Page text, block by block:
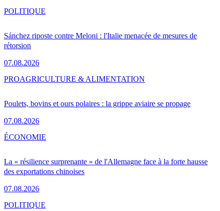
Sánchez riposte contre Meloni : l'Italie menacée de mesures de
rétorsion
07.08.2026
POLITIQUE
Poulets, bovins et ours polaires : la grippe aviaire se propage
07.08.2026
PROAGRICULTURE & ALIMENTATION
La « résilience surprenante » de l'Allemagne face à la forte hausse
des exportations chinoises
07.08.2026
ÉCONOMIE
POLITIQUE